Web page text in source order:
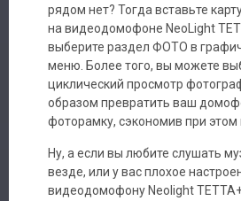
рядом нет? Тогда вставьте
на видеодомофоне NeoLight
выберите раздел ФОТО в
меню. Более того, вы можете
циклический просмотр
образом превратить ваш
фоторамку, сэкономив при этом
Ну, а если вы любите слушать
везде, или у вас плохое
видеодомофону Neolight